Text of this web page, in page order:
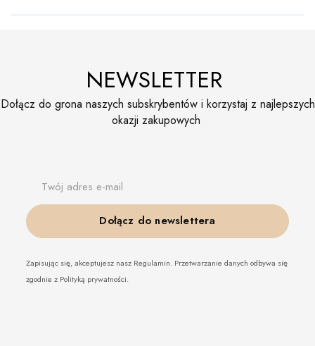
NEWSLETTER
Dołącz do grona naszych subskrybentów i korzystaj z najlepszych
okazji zakupowych
Twój adres e-mail
Dołącz do newslettera
Zapisując się, akceptujesz nasz Regulamin. Przetwarzanie danych odbywa się
zgodnie z Polityką prywatności.